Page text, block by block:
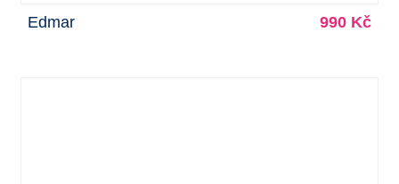
Edmar 990 Kč